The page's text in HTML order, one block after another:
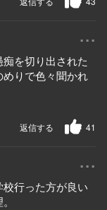
...
を切り出された
りで色々聞かれ
41
返信する
...
行った方が良い